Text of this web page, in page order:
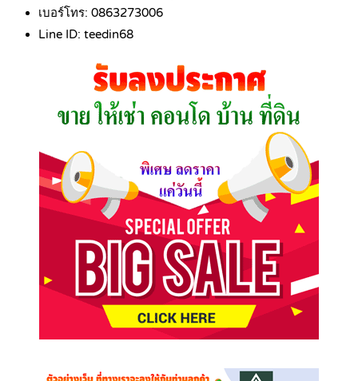
เบอร์โทร: 0863273006
Line ID: teedin68